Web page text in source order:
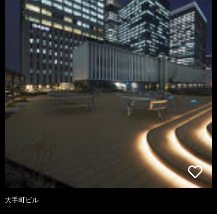
大手町ビル